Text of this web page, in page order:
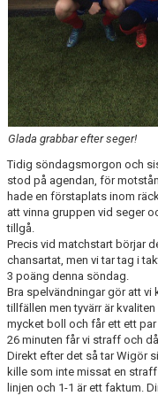
Glada grabbar efter seger!
Tidig söndagsmorgon och
stod på agendan, för
hade en förstaplats inom
att vinna gruppen vid seger
tillgå.
Precis vid matchstart börjar
chansartat, men vi tar tag i
3 poäng denna söndag.
Bra spelvändningar gör att vi
tillfällen men tyvärr är
mycket boll och får ett ett
26 minuten får vi straff och
Direkt efter det så tar Wigör
kille som inte missat en
linjen och 1-1 är ett faktum.